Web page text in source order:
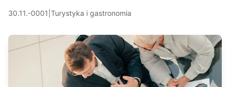
30.11.-0001 Turystyka i gastronomia